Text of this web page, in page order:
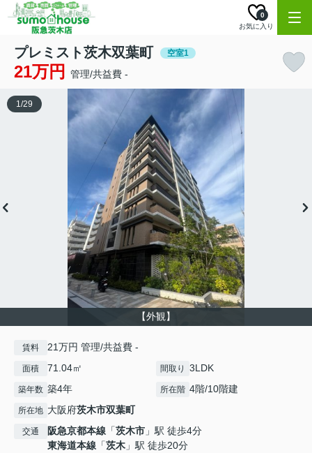
お気に入り
0
プレミスト茨木双葉町 空室1
21万円 管理/共益費 -
【外観】
1/29
賃料 21万円 管理/共益費 -
面積 71.04㎡ 間取り 3LDK
築年数 築4年 所在階 4階/10階建
所在地 大阪府茨木市双葉町
交通 阪急京都本線 「茨木市 」駅 徒歩4分
東海道本線 「茨木 」駅 徒歩20分